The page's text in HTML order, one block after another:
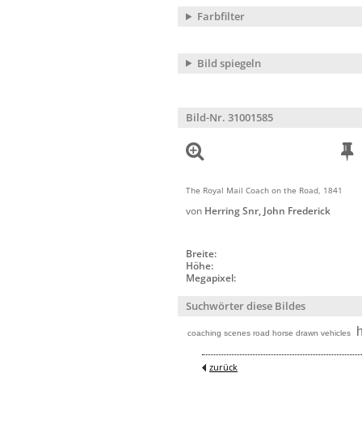
Farbfilter
Bild spiegeln
Bild-Nr. 31001585
The Royal Mail Coach on the Road, 1841
von Herring Snr, John Frederick
Breite:
Höhe:
Megapixel:
Suchwörter diese Bildes
coaching scenes road horse drawn vehicles
zurück